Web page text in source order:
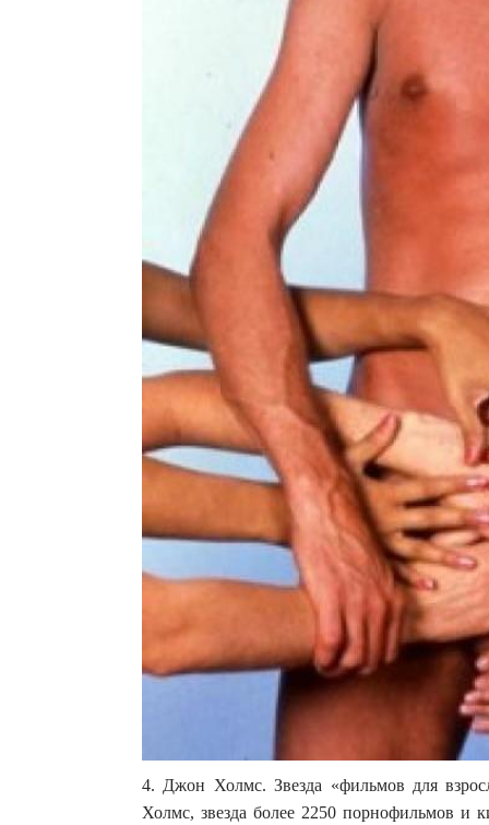
4. Джон Холмс. Звезда «фильмов для
Холмс, звезда более 2250 порнофильмов